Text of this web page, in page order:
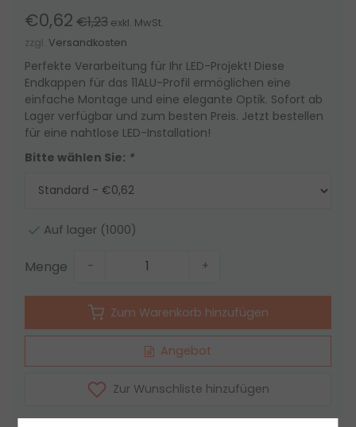
€0,62 €1,23 exkl. MwSt.
zzgl. Versandkosten
Perfekte Verarbeitung für Ihr LED-Projekt! Diese
Endkappen für das 11ALU-Profil ermöglichen eine
einfache Montage und eine elegante Optik. Sofort ab
Lager verfügbar und zum besten Preis. Jetzt bestellen
für eine nahtlose LED-Installation!
Bitte wählen Sie: *
Auf lager (1000)
Menge - +
Zum Warenkorb hinzufügen
Angebot
Zur Wunschliste hinzufügen